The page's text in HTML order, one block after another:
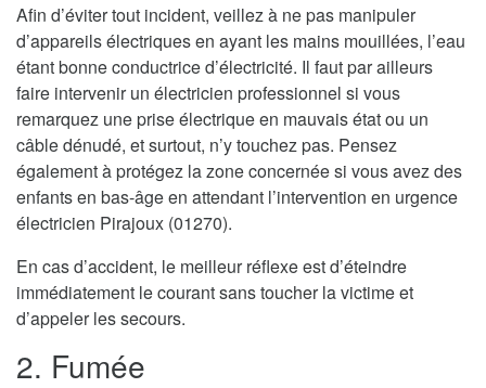
Afin d’éviter tout incident, veillez à ne pas manipuler
d’appareils électriques en ayant les mains mouillées, l’eau
étant bonne conductrice d’électricité. Il faut par ailleurs
faire intervenir un électricien professionnel si vous
remarquez une prise électrique en mauvais état ou un
câble dénudé, et surtout, n’y touchez pas. Pensez
également à protégez la zone concernée si vous avez des
enfants en bas-âge en attendant l’intervention en urgence
électricien Pirajoux (01270).
En cas d’accident, le meilleur réflexe est d’éteindre
immédiatement le courant sans toucher la victime et
d’appeler les secours.
2. Fumée